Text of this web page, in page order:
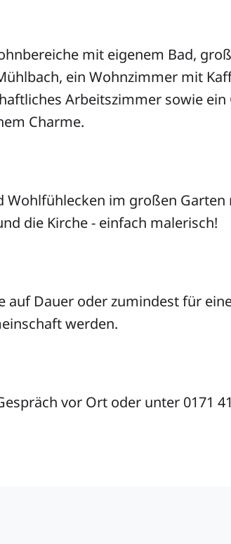
mit eigenem Bad,
ein Wohnzimmer mit
Arbeitszimmer sowie ein
Charme.
Wohlfühlecken im großen
die Kirche - einfach malerisch!
auf Dauer oder zumindest für
werden.
vor Ort oder unter 0171